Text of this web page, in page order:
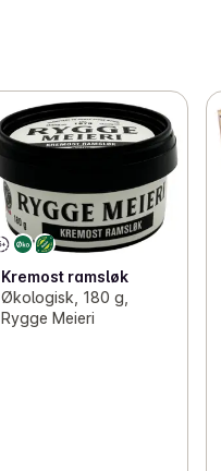
Kremost ramsløk
Økologisk, 180 g,
Rygge Meieri